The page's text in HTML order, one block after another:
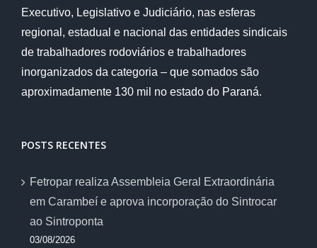
Executivo, Legislativo e Judiciário, nas esferas
regional, estadual e nacional das entidades sindicais
de trabalhadores rodoviários e trabalhadores
inorganizados da categoria – que somados são
aproximadamente 130 mil no estado do Paraná.
POSTS RECENTES
Fetropar realiza Assembleia Geral Extraordinária
em Carambeí e aprova incorporação do Sintrocar
ao Sintroponta
03/08/2026